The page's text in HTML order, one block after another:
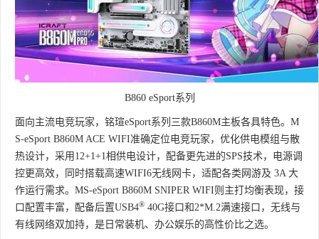
B860 eSport系列
面向主流电竞玩家，铭瑄eSport系列三款B860M主板各具特色。M
S-eSport B860M ACE WIFI准确定位电竞玩家，优化供电模组与散
热设计，采用12+1+1相供电设计，配备更先进的SPS技术，电源调
控更高效，同时搭载高速WIFI6无线网卡，适配各类网游及 3A 大
作运行需求。MS-eSport B860M SNIPER WIFI则主打均衡表现，接
口配置丰富，配备后置USB4® 40G接口和2*M.2满速接口，无线与
有线网络双加持，是日常装机、办公娱乐的高性价比之选。